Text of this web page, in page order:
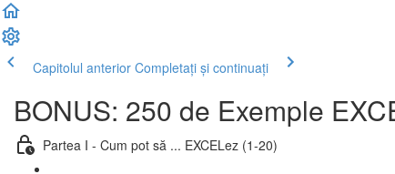
Capitolul anterior Completați și continuați
BONUS: 250 de Exemple
Partea I - Cum pot să ... EXCELez (1-20)